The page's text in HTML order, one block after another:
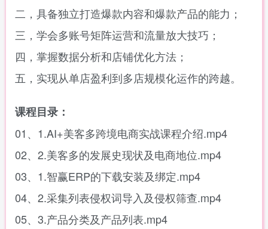
二，具备独立打造爆款内容和爆款产品的能力；
三，学会多账号矩阵运营和流量放大技巧；
四，掌握数据分析和店铺优化方法；
五，实现从单店盈利到多店规模化运作的跨越。
课程目录：
01、1.AI+美客多跨境电商实战课程介绍.mp4
02、2.美客多的发展史现状及电商地位.mp4
03、1.智赢ERP的下载安装及绑定.mp4
04、2.采集列表侵权词导入及侵权筛查.mp4
05、3.产品分类及产品列表.mp4